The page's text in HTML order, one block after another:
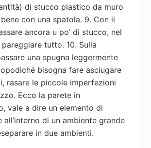
di stucco plastico da muro
con una spatola. 9. Con il
ancora u po’ di stucco, nel
tutto. 10. Sulla
una spugna leggermente
bisogna fare asciugare
rasare le piccole imperfezioni
Ecco la parete in
vale a dire un elemento di
all’interno di un ambiente grande
in due ambienti.